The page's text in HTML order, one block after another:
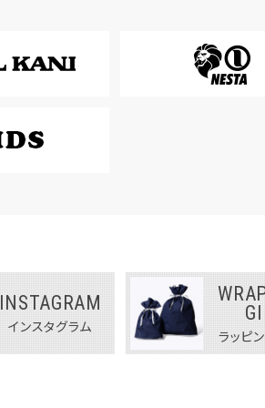
INSTAGRAM
インスタグラム
ラッピ